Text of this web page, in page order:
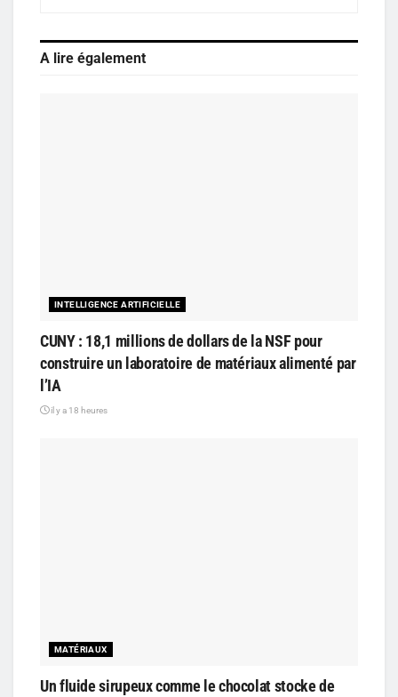
A lire également
INTELLIGENCE ARTIFICIELLE
CUNY : 18,1 millions de dollars de la NSF pour
construire un laboratoire de matériaux alimenté par
l’IA
il y a 18 heures
MATÉRIAUX
Un fluide sirupeux comme le chocolat stocke de